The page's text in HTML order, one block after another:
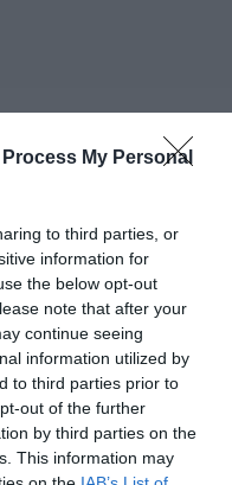
Process My Personal
to third parties, or
information for
the below opt-out
note that after your
continue seeing
information utilized by
to third parties prior to
out of the further
by third parties on the
This information may
Pradas -investigada
En esta
a Pradas
que su indicación
origen en una
la Generalitat.
22 de diciembre- un
para conocer si